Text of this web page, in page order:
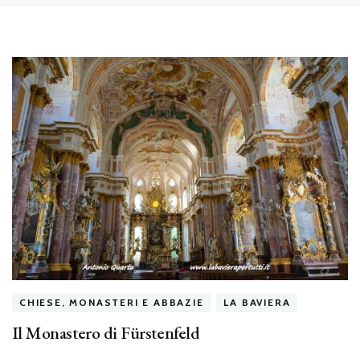
CHIESE, MONASTERI E ABBAZIE LA BAVIERA
Il Monastero di Fürstenfeld